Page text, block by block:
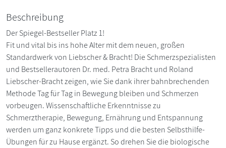
Beschreibung
Der Spiegel-Bestseller Platz 1!
Fit und vital bis ins hohe Alter mit dem neuen, großen
Standardwerk von Liebscher & Bracht! Die Schmerzspezialisten
und Bestsellerautoren Dr. med. Petra Bracht und Roland
Liebscher-Bracht zeigen, wie Sie dank ihrer bahnbrechenden
Methode Tag für Tag in Bewegung bleiben und Schmerzen
vorbeugen. Wissenschaftliche Erkenntnisse zu
Schmerztherapie, Bewegung, Ernährung und Entspannung
werden um ganz konkrete Tipps und die besten Selbsthilfe-
Übungen für zu Hause ergänzt. So drehen Sie die biologische